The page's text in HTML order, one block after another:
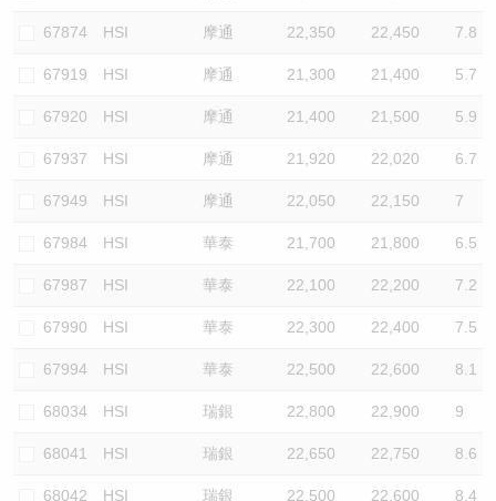
67874 HSI 摩通 22,350 22,450 7.8
67919 HSI 摩通 21,300 21,400 5.7
67920 HSI 摩通 21,400 21,500 5.9
67937 HSI 摩通 21,920 22,020 6.7
67949 HSI 摩通 22,050 22,150 7
67984 HSI 華泰 21,700 21,800 6.5
67987 HSI 華泰 22,100 22,200 7.2
67990 HSI 華泰 22,300 22,400 7.5
67994 HSI 華泰 22,500 22,600 8.1
68034 HSI 瑞銀 22,800 22,900 9
68041 HSI 瑞銀 22,650 22,750 8.6
68042 HSI 瑞銀 22,500 22,600 8.4